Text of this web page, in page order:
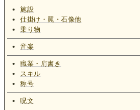
施設
仕掛け・罠・石像他
乗り物
音楽
職業・肩書き
スキル
称号
呪文